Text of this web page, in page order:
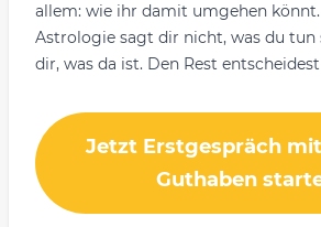
allem: wie ihr damit umgehen könnt.
Astrologie sagt dir nicht, was du tun
dir, was da ist. Den Rest
Jetzt Erstgespräch
Guthaben